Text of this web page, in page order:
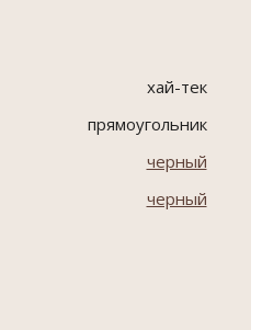
хай-тек
прямоугольник
черный
черный